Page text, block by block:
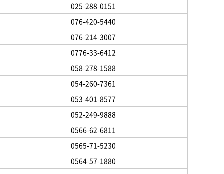
025-288-0151
076-420-5440
076-214-3007
0776-33-6412
058-278-1588
054-260-7361
053-401-8577
052-249-9888
0566-62-6811
0565-71-5230
0564-57-1880